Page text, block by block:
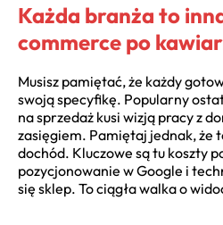
Każda branża to
commerce po
Musisz pamiętać, że każdy
swoją specyfikę. Popularny
na sprzedaż kusi wizją pracy z
zasięgiem. Pamiętaj jednak, że
dochód. Kluczowe są tu koszty
pozycjonowanie w Google i
się sklep. To ciągła walka o